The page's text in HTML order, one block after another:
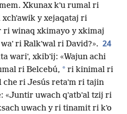
Xkunax kʼu rumal ri
y xejaqataj ri
winaq xkimayo y xkimaj
ri Ralkʼwal ri David?». 24
wariʼ, xkibʼij: «Wajun achi
ri Belcebú, * ri kinimal ri
che ri Jesús retaʼm ri tajin
«Juntir uwach qʼatbʼal tzij ri
uwach y ri tinamit ri kʼo